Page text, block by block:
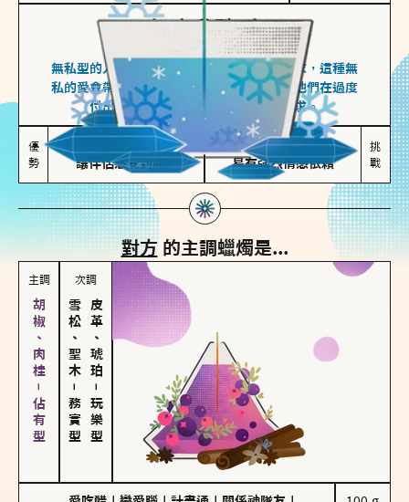
無私型
海鹽、雪花
無私型的人傾向用心呵護、滿足另一半的需求，這種無
私的愛會帶來緊密的關係連結，但也可能讓他們在過度
付出中迷失自我，忽略自己真正的需求。
優
勢
讓伴侶感受到關懷
較難設立界線
易有強烈情感依賴
挑
戰
對方的主調蠟燭是...
主調
胡椒、肉桂－佔有型
次調
雪松、聖木
－
務實型
皮革、琥珀
－
玩樂型